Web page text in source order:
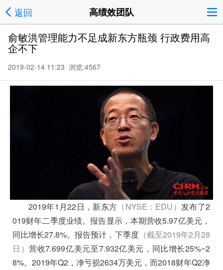
返回 高绩效团队
俞敏洪管理能力不足成新东方瓶颈 行政费用高
企不下
2019-02-14 11:23 浏览:4567
2019年1月22日，新东方 （NYSE：EDU）发布了2
019财年二季度业绩。报告显示，本期营收5.97亿美元，
同比增长27.8%。报告预计，下季度（截至2019年2月28
日）营收7.699亿美元至7.932亿美元，同比增长25%~2
8%。2019年Q2，净亏损2634万美元，而2018财年Q2净